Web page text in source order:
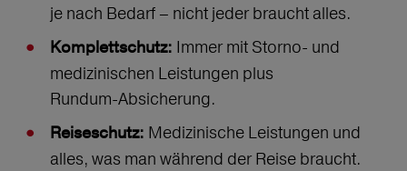
je nach Bedarf – nicht jeder braucht alles.
Komplettschutz: Immer mit Storno‑ und
medizinischen Leistungen plus
Rundum‑Absicherung.
Reiseschutz: Medizinische Leistungen und
alles, was man während der Reise braucht.